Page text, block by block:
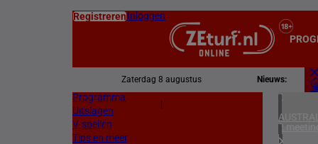
RegistrerenInloggen
Zaterdag 8 augustus Nieuws:
Programma
Uitslagen
V-spellen
Tips en meer
2